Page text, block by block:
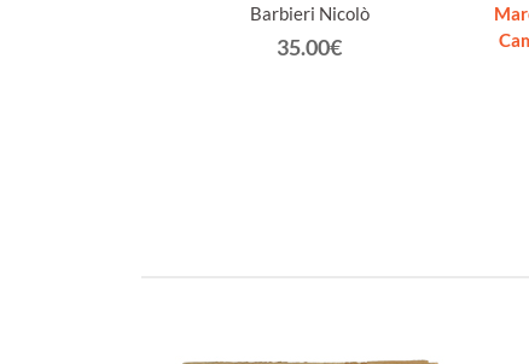
Barbieri Nicolò
35.00€